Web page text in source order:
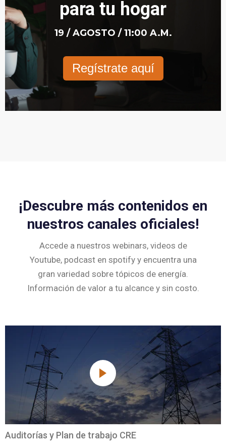
para tu hogar
19 / AGOSTO / 11:00 A.M.
Regístrate aquí
¡Descubre más contenidos en
nuestros canales oficiales!
Accede a nuestros webinars, videos de
Youtube, podcast en spotify y encuentra una
gran variedad sobre tópicos de energía.
Información de valor a tu alcance y sin costo.
Auditorías y Plan de trabajo CRE